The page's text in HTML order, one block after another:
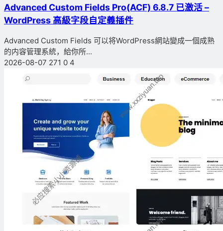
Advanced Custom Fields Pro(ACF) 6.8.7 已激活 –
WordPress 高級字段自定義插件
Advanced Custom Fields 可以将WordPress網站變成一個成熟
的内容管理系統，給你所...
2026-08-07 271 0 4